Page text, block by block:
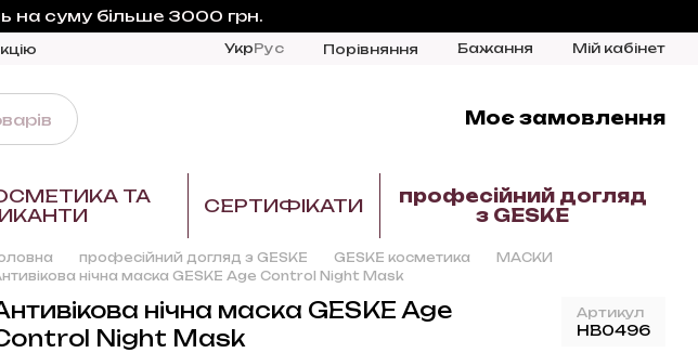
на суму більше 3000 грн.
УкрРус Порівняння Бажання Мій кабінет
Моє замовлення
ТА
СЕРТИФІКАТИ
професійний догляд
з GESKE
професійний догляд з GESKE GESKE косметика
МАСКИ
нічна маска GESKE Age Control Night Mask
нічна маска GESKE Age
Night Mask
Артикул
HB0496